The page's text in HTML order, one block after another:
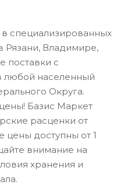
специализированных
Рязани, Владимире,
поставки с
любой населенный
Округа.
Базис Маркет
расценки от
цены доступны от 1
внимание на
хранения и